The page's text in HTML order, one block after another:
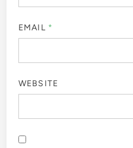
EMAIL *
WEBSITE